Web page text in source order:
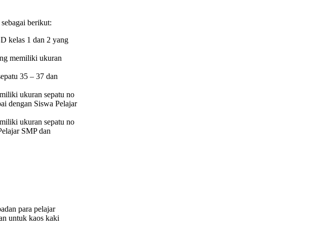
berikut:
kelas 1 dan 2 yang
memiliki ukuran
35 – 37 dan
ukuran sepatu no
dengan Siswa Pelajar
ukuran sepatu no
SMP dan
para pelajar
untuk kaos kaki